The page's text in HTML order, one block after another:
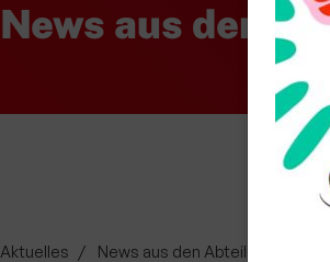
News aus den
Aktuelles News aus den Abteilungen